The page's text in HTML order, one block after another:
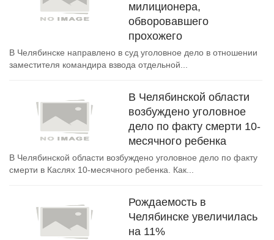
милиционера,
обворовавшего
прохожего
В Челябинске направлено в суд уголовное дело в отношении
заместителя командира взвода отдельной...
В Челябинской области
возбуждено уголовное
дело по факту смерти 10-
месячного ребенка
В Челябинской области возбуждено уголовное дело по факту
смерти в Каслях 10-месячного ребенка. Как...
Рождаемость в
Челябинске увеличилась
на 11%